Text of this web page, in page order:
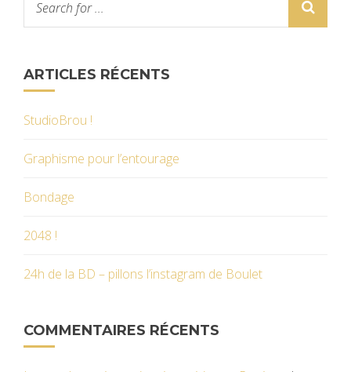
ARTICLES RÉCENTS
StudioBrou !
Graphisme pour l’entourage
Bondage
2048 !
24h de la BD – pillons l’instagram de Boulet
COMMENTAIRES RÉCENTS